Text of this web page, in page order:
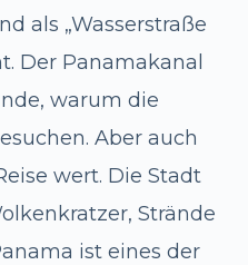
als „Wasserstraße
Der Panamakanal
warum die
Aber auch
wert. Die Stadt
Strände
ist eines der